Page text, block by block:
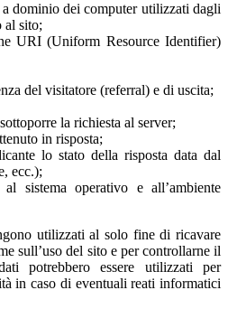
dominio dei computer utilizzati dagli
al sito;
URI (Uniform Resource Identifier)
del visitatore (referral) e di uscita;
la richiesta al server;
in risposta;
lo stato della risposta data dal
ecc.);
sistema operativo e all’ambiente
utilizzati al solo fine di ricavare
sull’uso del sito e per controllarne il
potrebbero essere utilizzati per
in caso di eventuali reati informatici